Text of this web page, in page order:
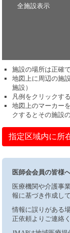
全施設表示
施設の場所は正確
地図上に周辺の施
施設）
凡例をクリックす
地図上のマーカー
クするとその施設
指定区域内に所
医師会会員の皆様
医療機関や介護事
報に基づき作成し
情報に誤りがある
正依頼よりご連絡